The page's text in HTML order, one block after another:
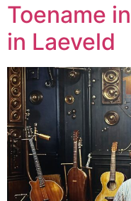
Toename
in Laeveld